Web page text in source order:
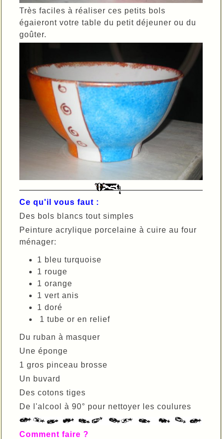
Très faciles à réaliser ces petits bols
égaieront votre table du petit déjeuner ou du
goûter.
Ce qu'il vous faut :
Des bols blancs tout simples
Peinture acrylique porcelaine à cuire au four
ménager:
1 bleu turquoise
1 rouge
1 orange
1 vert anis
1 doré
1 tube or en relief
Du ruban à masquer
Une éponge
1 gros pinceau brosse
Un buvard
Des cotons tiges
De l'alcool à 90° pour nettoyer les coulures
Comment faire ?